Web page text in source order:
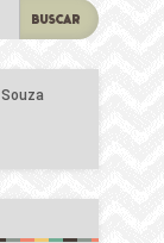
BUSCAR